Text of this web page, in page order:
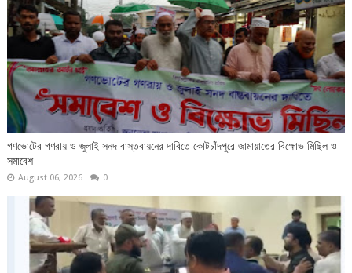
গণভোটের গণরায় ও জুলাই সনদ বাস্তবায়নের দাবিতে কোটচাঁদপুরে জামায়াতের বিক্ষোভ মিছিল ও
সমাবেশ
August 06, 2026 0